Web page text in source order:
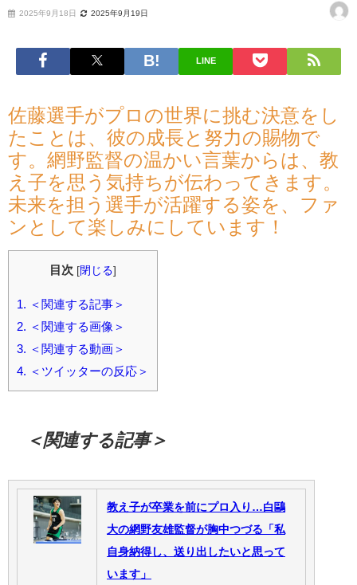
2025年9月18日 2025年9月19日
LINE
佐藤選手がプロの世界に挑む決意をし
たことは、彼の成長と努力の賜物で
す。網野監督の温かい言葉からは、教
え子を思う気持ちが伝わってきます。
未来を担う選手が活躍する姿を、ファ
ンとして楽しみにしています！
目次 [閉じる]
1. ＜関連する記事＞
2. ＜関連する画像＞
3. ＜関連する動画＞
4. ＜ツイッターの反応＞
＜関連する記事＞
教え子が卒業を前にプロ入り…白鷗
大の網野友雄監督が胸中つづる「私
自身納得し、送り出したいと思って
います」